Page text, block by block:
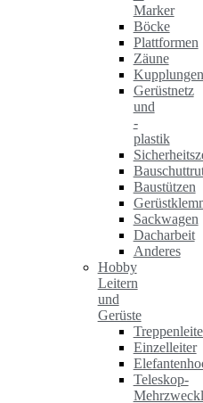
Marker
Böcke
Plattformen
Zäune
Kupplungen
Gerüstnetz
und
-
plastik
Baustützen
Sackwagen
Dacharbeit
Anderes
Hobby
Leitern
und
Gerüste
Einzelleiter
Teleskop-